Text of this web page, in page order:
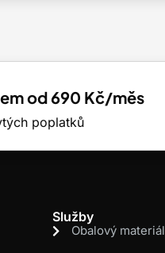
od 690 Kč/měs
poplatků
Služby
Obalový materiál